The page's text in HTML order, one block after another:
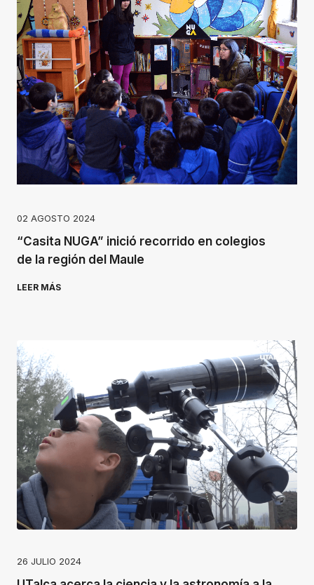
02 AGOSTO 2024
“Casita NUGA” inició recorrido en colegios
de la región del Maule
LEER MÁS
26 JULIO 2024